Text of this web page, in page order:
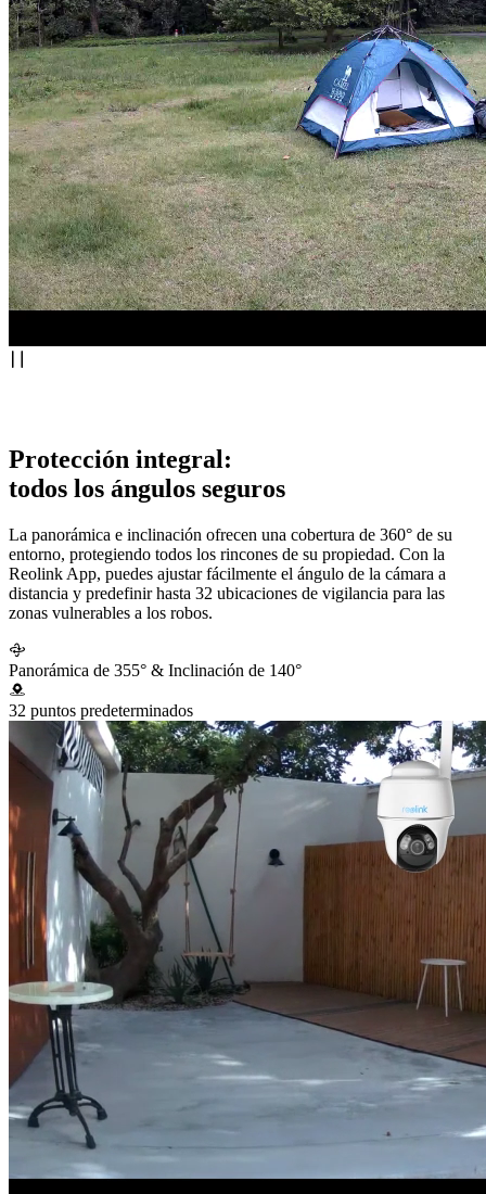
Protección integral:
todos los ángulos seguros
La panorámica e inclinación ofrecen una cobertura de 360° de su
entorno, protegiendo todos los rincones de su propiedad. Con la
Reolink App, puedes ajustar fácilmente el ángulo de la cámara a
distancia y predefinir hasta 32 ubicaciones de vigilancia para las
zonas vulnerables a los robos.
Panorámica de 355° & Inclinación de 140°
32 puntos predeterminados